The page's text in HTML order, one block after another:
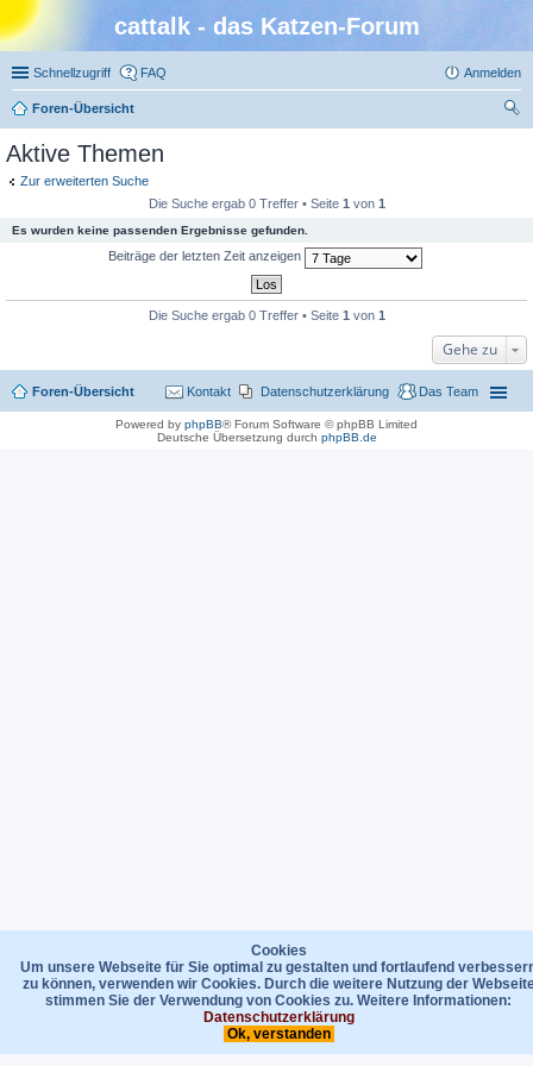
cattalk - das Katzen-Forum
Schnellzugriff FAQ Anmelden
Foren-Übersicht
Aktive Themen
Zur erweiterten Suche
Die Suche ergab 0 Treffer • Seite 1 von 1
Es wurden keine passenden Ergebnisse gefunden.
Beiträge der letzten Zeit anzeigen
Die Suche ergab 0 Treffer • Seite 1 von 1
Gehe zu
Cookies
Um unsere Webseite für Sie optimal zu gestalten und fortlaufend
zu können, verwenden wir Cookies. Durch die weitere Nutzung der
stimmen Sie der Verwendung von Cookies zu. Weitere Informationen:
Datenschutzerklärung
Ok, verstanden
Foren-Übersicht Das Team
Datenschutzerklärung
Kontakt
Powered by phpBB® Forum Software © phpBB Limited
Deutsche Übersetzung durch phpBB.de